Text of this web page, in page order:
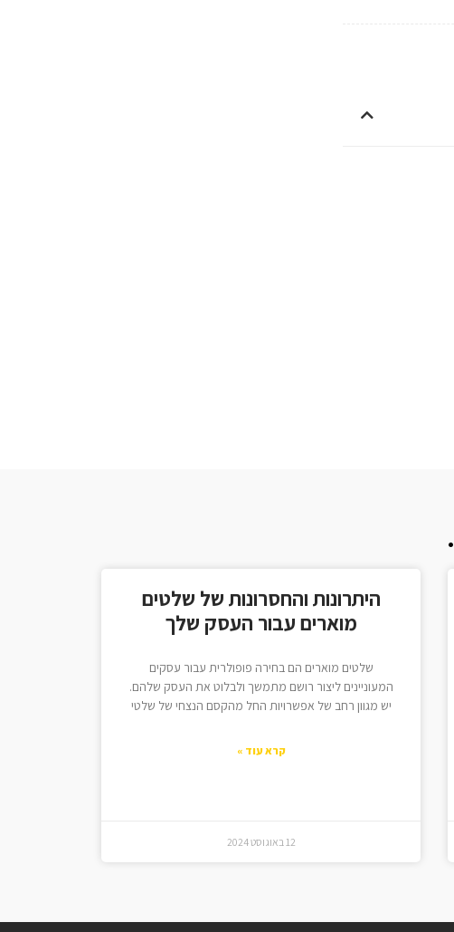
היתרונות והחסרונות של שלטים
מוארים עבור העסק שלך
שלטים מוארים הם בחירה פופולרית עבור עסקים
המעוניינים ליצור רושם מתמשך ולבלוט את העסק שלהם.
יש מגוון רחב של אפשרויות החל מהקסם הנצחי של שלטי
קרא עוד »
12 באוגוסט 2024